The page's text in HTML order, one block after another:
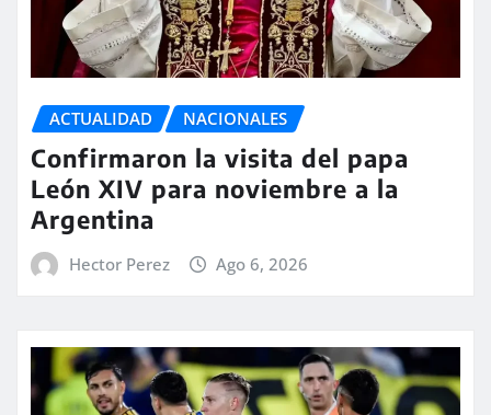
ACTUALIDAD NACIONALES
Confirmaron la visita del papa
León XIV para noviembre a la
Argentina
Hector Perez Ago 6, 2026